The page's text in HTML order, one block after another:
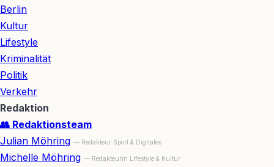
Berlin
Kultur
Lifestyle
Kriminalität
Politik
Verkehr
Redaktion
👥 Redaktionsteam
Julian Möhring — Redakteur Sport & Digitales
Michelle Möhring — Redakteurin Lifestyle & Kultur